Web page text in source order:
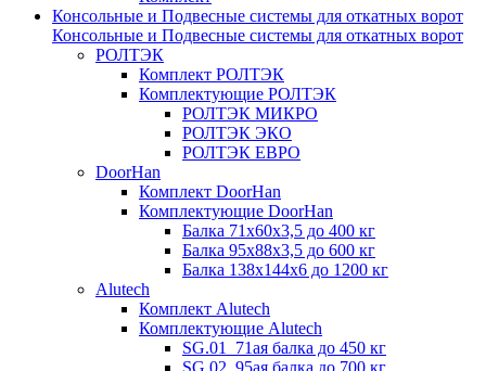
Консольные и Подвесные системы для откатных ворот
Консольные и Подвесные системы для откатных ворот
РОЛТЭК
Комплект РОЛТЭК
Комплектующие РОЛТЭК
РОЛТЭК МИКРО
РОЛТЭК ЭКО
РОЛТЭК ЕВРО
DoorHan
Комплект DoorHan
Комплектующие DoorHan
Балка 71х60х3,5 до 400 кг
Балка 95х88х3,5 до 600 кг
Балка 138х144х6 до 1200 кг
Alutech
Комплект Alutech
Комплектующие Alutech
SG.01_71ая балка до 450 кг
SG.02_95ая балка до 700 кг